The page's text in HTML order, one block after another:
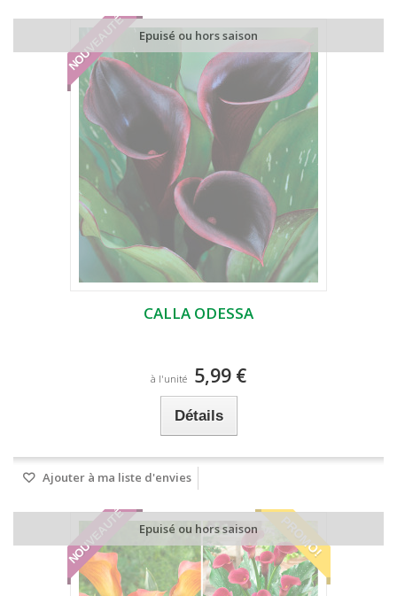
Epuisé ou hors saison
NOUVEAUTÉ
CALLA ODESSA
à l'unité 5,99 €
Détails
Ajouter à ma liste d'envies
Epuisé ou hors saison
NOUVEAUTÉ PROMO!